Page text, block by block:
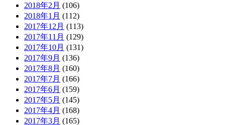
2018年2月 (106)
2018年1月 (112)
2017年12月 (113)
2017年11月 (129)
2017年10月 (131)
2017年9月 (136)
2017年8月 (160)
2017年7月 (166)
2017年6月 (159)
2017年5月 (145)
2017年4月 (168)
2017年3月 (165)